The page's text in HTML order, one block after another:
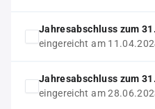
Jahresabschluss zum
eingereicht am
Jahresabschluss zum
eingereicht am